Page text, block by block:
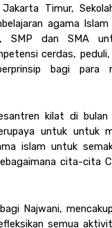
Timur,
agama
SMP dan SMA
cerdas,
bagi para
kilat di bulan
untuk untuk
islam untuk
cita-cita
Najwani,
semua